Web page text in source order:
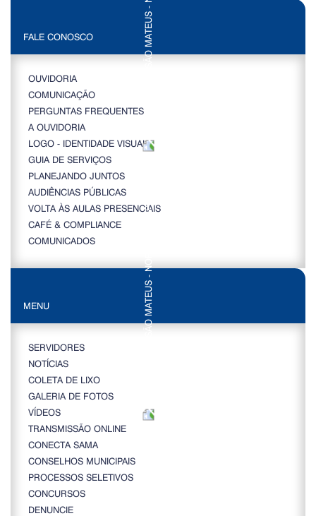
FALE CONOSCO
OUVIDORIA
COMUNICAÇÃO
PERGUNTAS FREQUENTES
A OUVIDORIA
LOGO - IDENTIDADE VISUAL
GUIA DE SERVIÇOS
PLANEJANDO JUNTOS
AUDIÊNCIAS PÚBLICAS
VOLTA ÀS AULAS PRESENCIAIS
CAFÉ & COMPLIANCE
COMUNICADOS
MENU
SERVIDORES
NOTÍCIAS
COLETA DE LIXO
GALERIA DE FOTOS
VÍDEOS
TRANSMISSÃO ONLINE
CONECTA SAMA
CONSELHOS MUNICIPAIS
PROCESSOS SELETIVOS
CONCURSOS
DENUNCIE